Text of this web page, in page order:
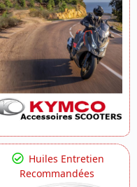
Huiles Entretien
Recommandées